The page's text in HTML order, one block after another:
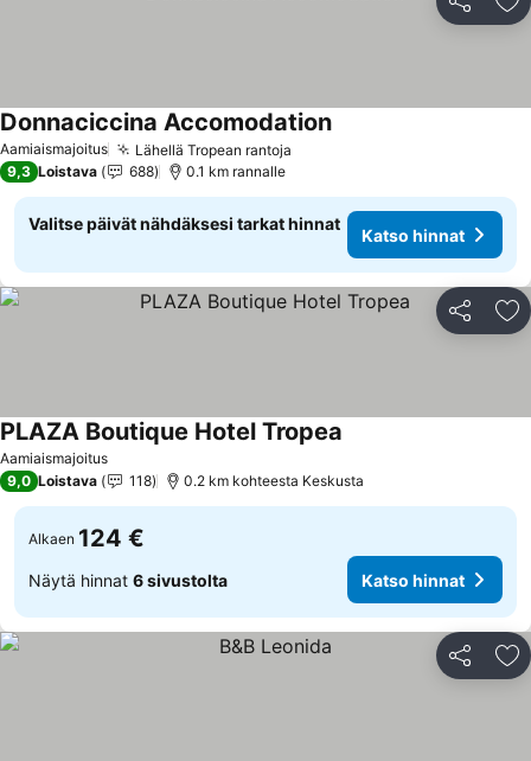
Jaa
Aamiaismajoitus Lähellä Tropean rantoja
Donnaciccina Accomodation
9,3 Loistava 688 0.1 km rannalle
Valitse päivät nähdäksesi tarkat hinnat
Katso hinnat
Jaa
Aamiaismajoitus
PLAZA Boutique Hotel Tropea
9,0 Loistava 118 0.2 km kohteesta Keskusta
Alkaen 124 €
Näytä hinnat 6 sivustolta Katso hinnat
Jaa